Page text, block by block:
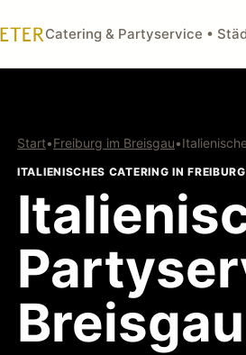
Catering & Partyservice •
Start•Freiburg im Breisgau•
ITALIENISCHES CATERING IN
Breisgau